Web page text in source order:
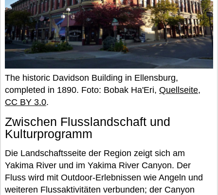
The historic Davidson Building in Ellensburg,
completed in 1890. Foto: Bobak Ha'Eri, Quellseite,
CC BY 3.0.
Zwischen Flusslandschaft und
Kulturprogramm
Die Landschaftsseite der Region zeigt sich am
Yakima River und im Yakima River Canyon. Der
Fluss wird mit Outdoor-Erlebnissen wie Angeln und
weiteren Flussaktivitäten verbunden; der Canyon